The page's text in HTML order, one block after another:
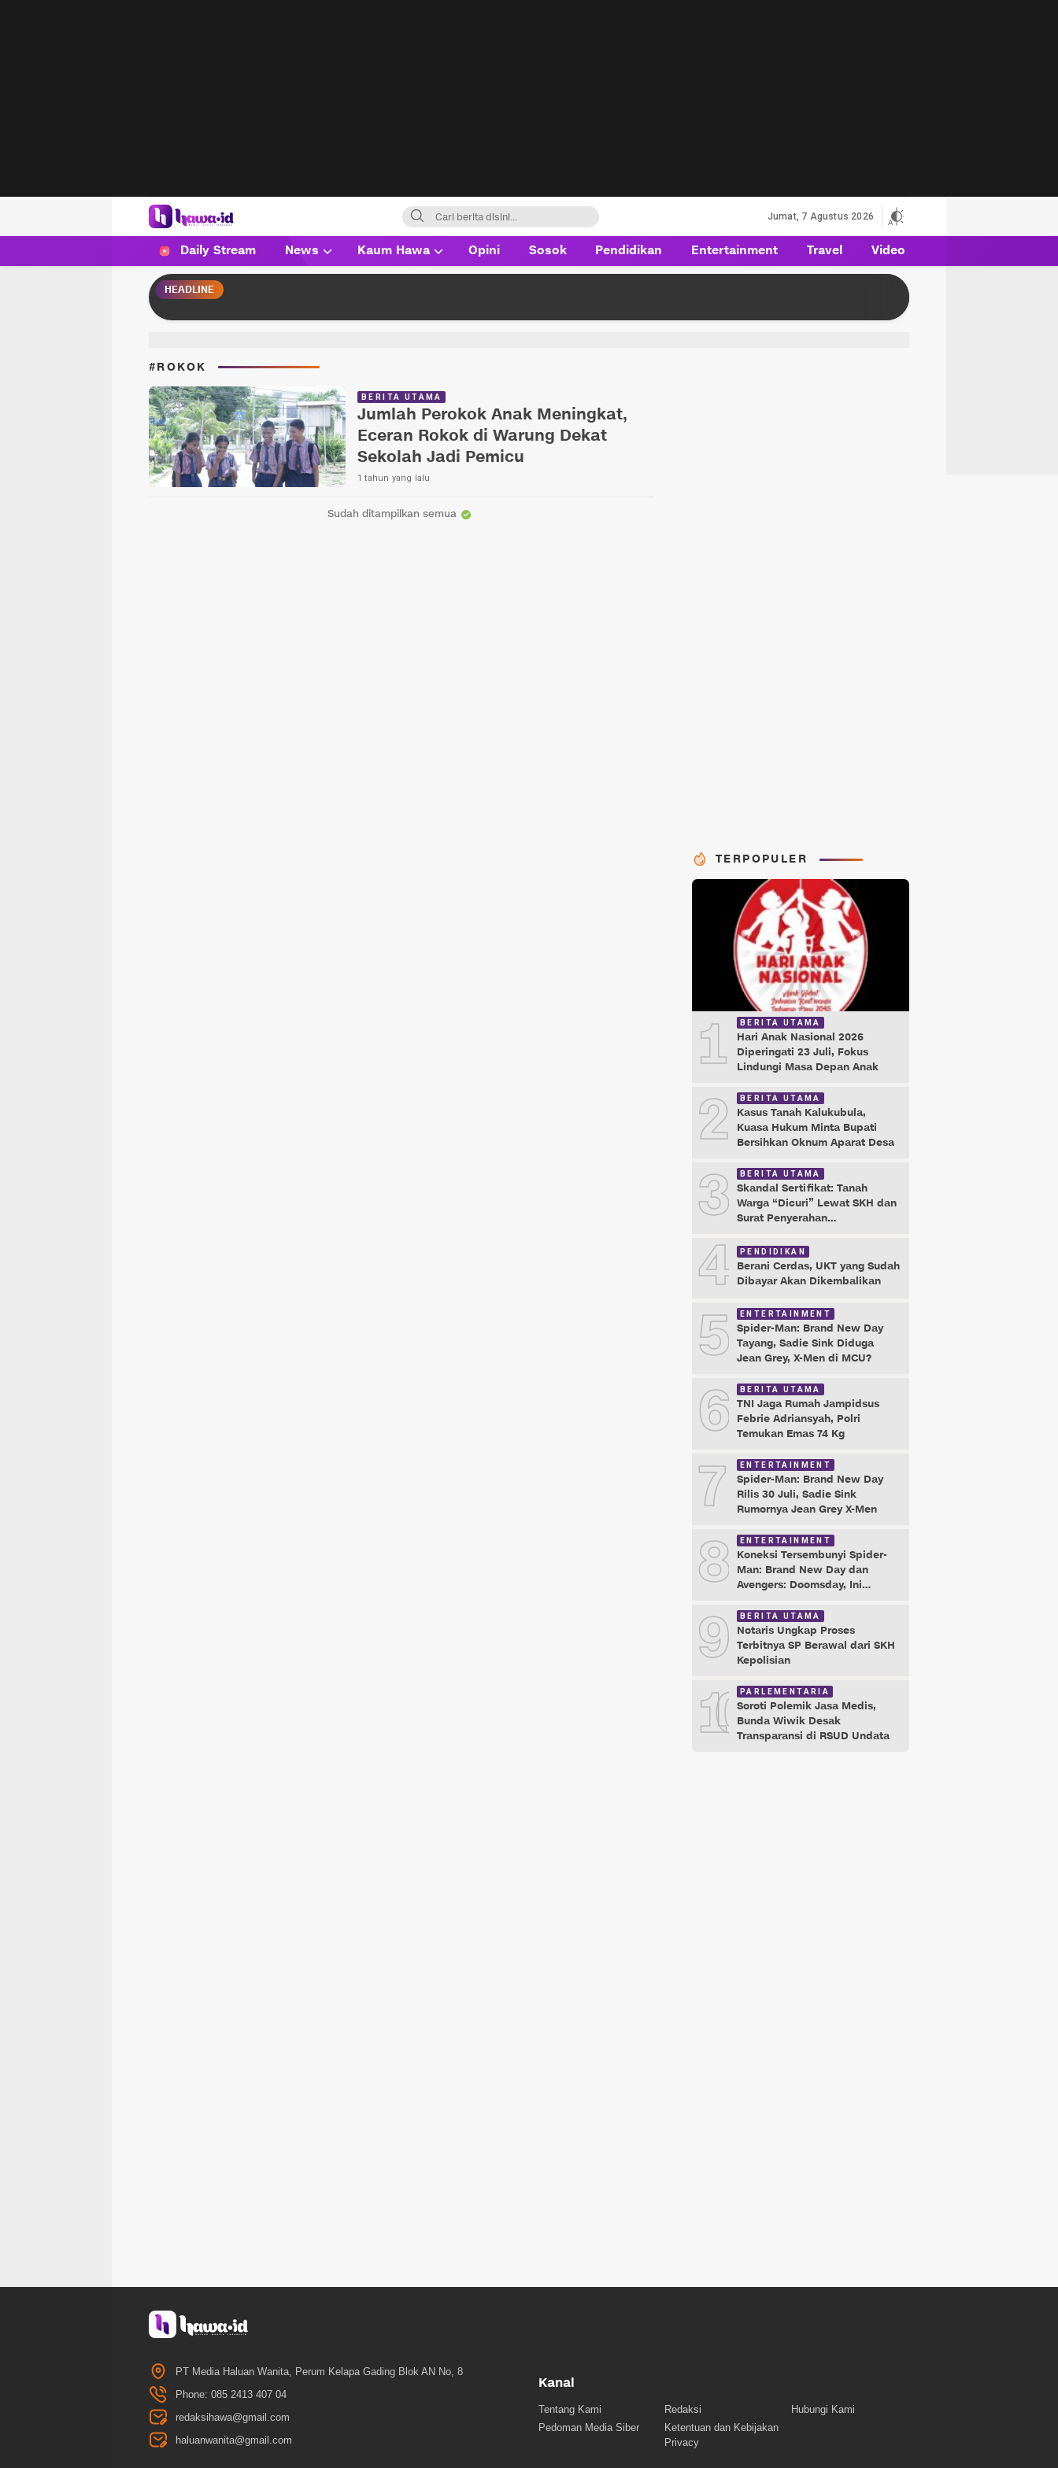
HAWA
Haluan Wanita Indonesia
Jumat, 7 Agustus 2026
Daily Stream News Kaum Hawa Opini Sosok Pendidikan Entertainment Travel Video
HEADLINE
#ROKOK
BERITA UTAMA
Jumlah Perokok Anak Meningkat,
Eceran Rokok di Warung Dekat
Sekolah Jadi Pemicu
1 tahun yang lalu
Sudah ditampilkan semua
TERPOPULER
1 BERITA UTAMA
Hari Anak Nasional 2026
Diperingati 23 Juli, Fokus
Lindungi Masa Depan Anak
2 BERITA UTAMA
Kasus Tanah Kalukubula,
Kuasa Hukum Minta Bupati
Bersihkan Oknum Aparat Desa
3 BERITA UTAMA
Skandal Sertifikat: Tanah
Warga “Dicuri” Lewat SKH dan
Surat Penyerahan
4 PENDIDIKAN
Berani Cerdas, UKT yang Sudah
Dibayar Akan Dikembalikan
5 ENTERTAINMENT
Spider-Man: Brand New Day
Tayang, Sadie Sink Diduga
Jean Grey, X-Men di MCU?
6 BERITA UTAMA
TNI Jaga Rumah Jampidsus
Febrie Adriansyah, Polri
Temukan Emas 74 Kg
7 ENTERTAINMENT
Spider-Man: Brand New Day
Rilis 30 Juli, Sadie Sink
Rumornya Jean Grey X-Men
8 ENTERTAINMENT
Koneksi Tersembunyi Spider-
Man: Brand New Day dan
Avengers: Doomsday, Ini
9 BERITA UTAMA
Notaris Ungkap Proses
Terbitnya SP Berawal dari SKH
Kepolisian
10 PARLEMENTARIA
Soroti Polemik Jasa Medis,
Bunda Wiwik Desak
Transparansi di RSUD Undata
PT Media Haluan Wanita, Perum Kelapa Gading Blok AN No, 8
Phone: 085 2413 407 04
redaksihawa@gmail.com
haluanwanita@gmail.com
Kanal
Tentang Kami Redaksi
Hubungi Kami
Pedoman Media Siber
Ketentuan dan Kebijakan
Privacy